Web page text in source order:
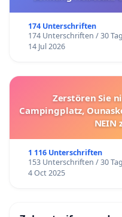
174 Unterschriften
174 Unterschriften / 30
14 Jul 2026
Zerstören Sie
Campingplatz,
NEIN
1 116 Unterschriften
153 Unterschriften / 30
4 Oct 2025